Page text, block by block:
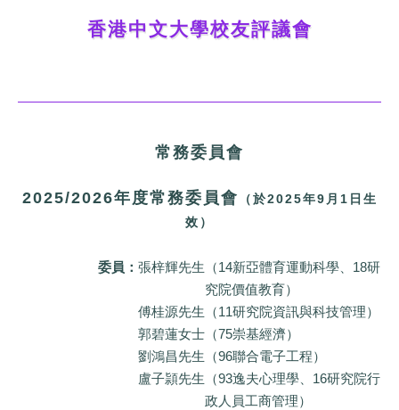
香港中文大學校友評議會
常務委員會
2025/2026年度常務委員會 （於2025年9月1日生
效）
委員： 張梓輝先生 （14新亞體育運動科學、18研
究院價值教育）
傅桂源先生 （11研究院資訊與科技管理）
郭碧蓮女士 （75崇基經濟）
劉鴻昌先生 （96聯合電子工程）
盧子頴先生 （93逸夫心理學、16研究院行
政人員工商管理）